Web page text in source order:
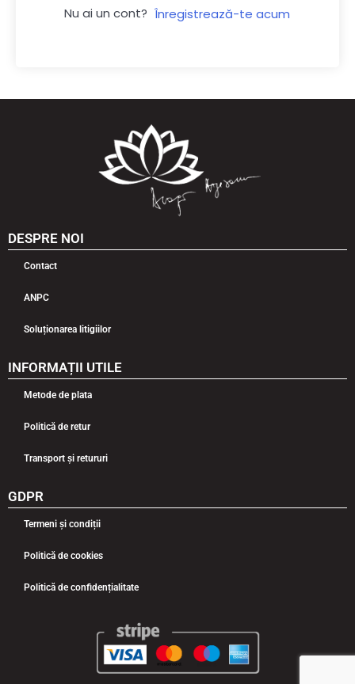
Nu ai un cont? Înregistrează-te acum
DESPRE NOI
Contact
ANPC
Soluționarea litigiilor
INFORMAȚII UTILE
Metode de plata
Politică de retur
Transport și retururi
GDPR
Termeni și condiții
Politică de cookies
Politică de confidențialitate